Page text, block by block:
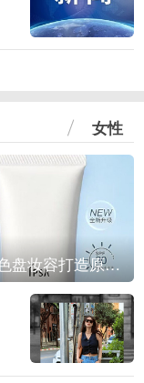
女性
定制调色盘妆容打造原生之美